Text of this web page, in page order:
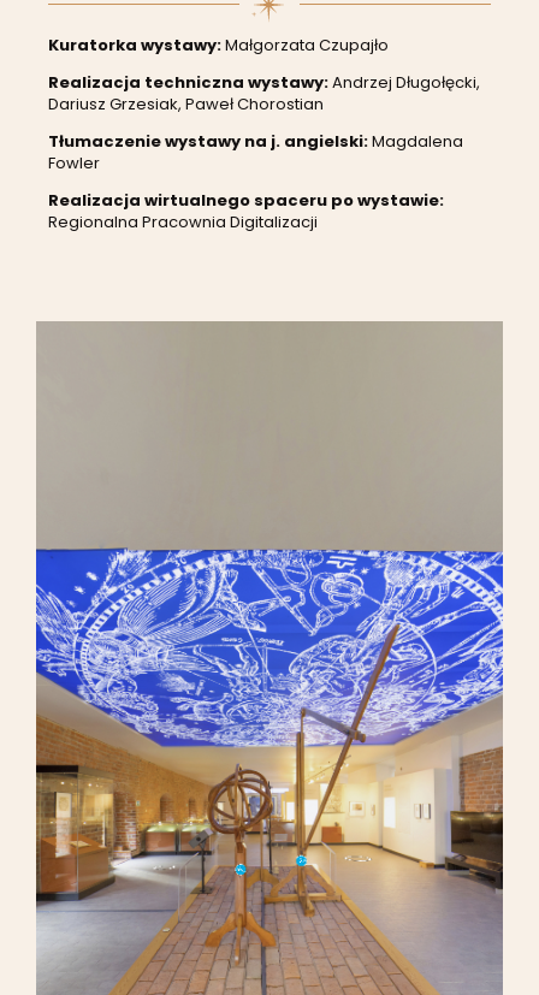
Kuratorka wystawy:Małgorzata Czupajło
Realizacja techniczna wystawy:Andrzej Długołęcki,
Dariusz Grzesiak, Paweł Chorostian
Tłumaczenie wystawy na j. angielski:Magdalena
Fowler
Realizacja wirtualnego spaceru po wystawie:
Regionalna Pracownia Digitalizacji